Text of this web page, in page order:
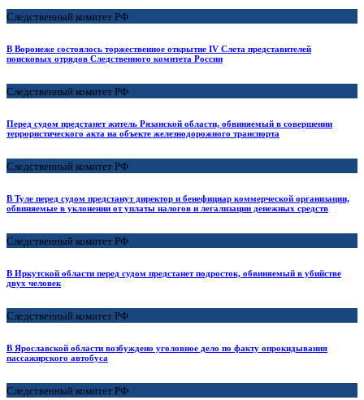
Следственный комитет РФ
В Воронеже состоялось торжественное открытие IV Слета представителей
поисковых отрядов Следственного комитета России
Следственный комитет РФ
Перед судом предстанет житель Рязанской области, обвиняемый в совершении
террористического акта на объекте железнодорожного транспорта
Следственный комитет РФ
В Туле перед судом предстанут директор и бенефициар коммерческой организации,
обвиняемые в уклонении от уплаты налогов и легализации денежных средств
Следственный комитет РФ
В Иркутской области перед судом предстанет подросток, обвиняемый в убийстве
двух человек
Следственный комитет РФ
В Ярославской области возбуждено уголовное дело по факту опрокидывания
пассажирского автобуса
Следственный комитет РФ